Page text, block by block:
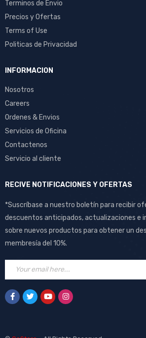
Terminos de Envio
Precios y Ofertas
Terms of Use
Politicas de Privacidad
INFORMACION
Nosotros
Careers
Ordenes & Envios
Servicios de Oficina
Contactenos
Servicio al cliente
RECIVE NOTIFICACIONES Y OFERTAS
*Suscríbase a nuestro boletín para recibir
descuentos anticipados, actualizaciones e
sobre nuevos productos para obtener un
membresía del 10%.